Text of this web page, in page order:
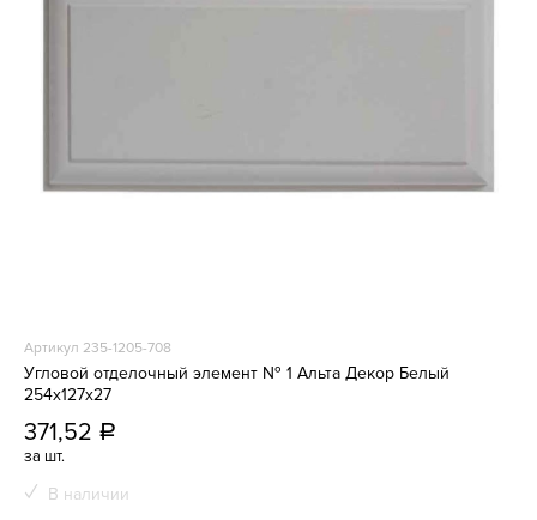
Артикул 235-1205-708
Угловой отделочный элемент № 1 Альта Декор Белый
254х127х27
371,52 a
за шт.
В наличии